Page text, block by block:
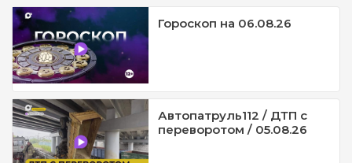
Гороскоп на 06.08.26
Автопатруль112 / ДТП с
переворотом / 05.08.26